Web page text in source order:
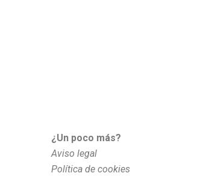
¿Un poco más?
Aviso legal
Política de cookies